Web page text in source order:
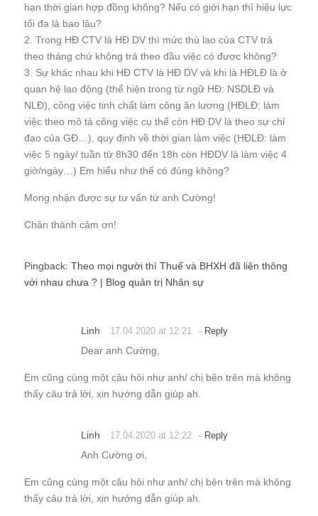
hạn thời gian hợp đồng không? Nếu có giới hạn thì hiệu lực
tối đa là bao lâu?
2. Trong HĐ CTV là HĐ DV thì mức thù lao của CTV trả
theo tháng chứ không trả theo đầu việc có được không?
3. Sự khác nhau khi HĐ CTV là HĐ DV và khi là HĐLĐ là ở
quan hệ lao động (thể hiện trong từ ngữ HĐ: NSDLĐ và
NLĐ), công việc tinh chất làm công ăn lương (HĐLĐ: làm
việc theo mô tả công việc cụ thể còn HĐ DV là theo sự chỉ
đạo của GĐ…), quy định về thời gian làm việc (HĐLĐ: làm
việc 5 ngày/ tuần từ 8h30 đến 18h còn HĐDV là làm việc 4
giờ/ngày…) Em hiểu như thế có đúng không?
Mong nhận được sự tư vấn từ anh Cường!
Chân thành cảm ơn!
Pingback: Theo mọi người thì Thuế và BHXH đã liên thông
với nhau chưa ? | Blog quản trị Nhân sự
Linh 17.04.2020 at 12:21 - Reply
Dear anh Cường,
Em cũng cùng một câu hỏi như anh/ chị bên trên mà không
thấy câu trả lời, xin hướng dẫn giúp ah.
Linh 17.04.2020 at 12:22 - Reply
Anh Cường ơi,
Em cũng cùng một câu hỏi như anh/ chị bên trên mà không
thấy câu trả lời, xin hướng dẫn giúp ah.